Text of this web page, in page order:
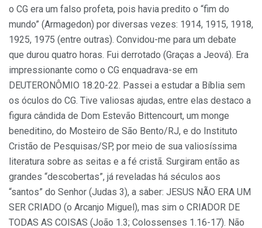
o CG era um falso profeta, pois havia predito o “fim do
mundo” (Armagedon) por diversas vezes: 1914, 1915, 1918,
1925, 1975 (entre outras). Convidou-me para um debate
que durou quatro horas. Fui derrotado (Graças a Jeová). Era
impressionante como o CG enquadrava-se em
DEUTERONÔMIO 18.20-22. Passei a estudar a Bíblia sem
os óculos do CG. Tive valiosas ajudas, entre elas destaco a
figura cândida de Dom Estevão Bittencourt, um monge
beneditino, do Mosteiro de São Bento/RJ, e do Instituto
Cristão de Pesquisas/SP, por meio de sua valiosíssima
literatura sobre as seitas e a fé cristã. Surgiram então as
grandes “descobertas”, já reveladas há séculos aos
“santos” do Senhor (Judas 3), a saber: JESUS NÃO ERA UM
SER CRIADO (o Arcanjo Miguel), mas sim o CRIADOR DE
TODAS AS COISAS (João 1.3; Colossenses 1.16-17). Não